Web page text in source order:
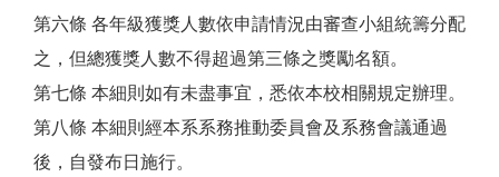
第六條 各年級獲獎人數依申請情況由審查小組統籌分配
之，但總獲獎人數不得超過第三條之獎勵名額。
第七條 本細則如有未盡事宜，悉依本校相關規定辦理。
第八條 本細則經本系系務推動委員會及系務會議通過
後，自發布日施行。